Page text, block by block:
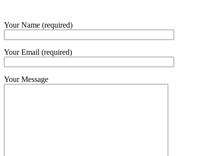
Your Name (required)
Your Email (required)
Your Message